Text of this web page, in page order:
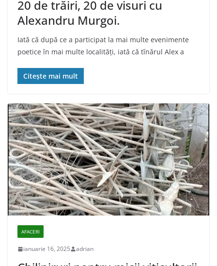
20 de trăiri, 20 de visuri cu
Alexandru Murgoi.
Iată că după ce a participat la mai multe evenimente
poetice în mai multe localităţi, iată că tînărul Alex a
Citește mai mult
AFACERI
ianuarie 16, 2025 adrian